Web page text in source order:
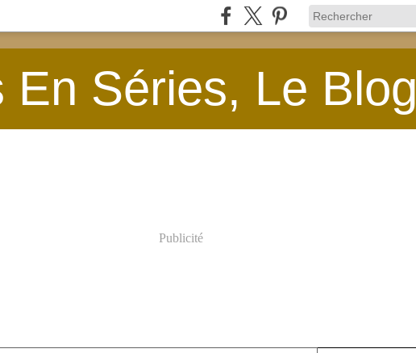
En Séries, Le Blog
Publicité